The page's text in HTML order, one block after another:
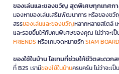
ของเล่นและของขวัญ สุดพิเศษทุกเทศก
มองหาของเล่นเสริมพัฒนาการ หรือของขวั
สรรของเล่นและของขวัญหลากหลายสไตล์
และรอยยิ้มให้กับคนพิเศษของคุณ ไม่ว่าจะเ
FRIENDS หรือเกมจดหมายรักSIAM
ของใช้ในบ้าน ไอเทมที่ช่วยให้ชีวิตสะดวก
ที่ B2S เรามีของใช้ในบ้านครบครัน ไม่ว่าจะเ